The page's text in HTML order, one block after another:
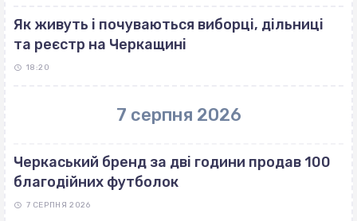
Як живуть і почуваються виборці, дільниці
та реєстр на Черкащині
18:20
7 серпня 2026
Черкаський бренд за дві години продав 100
благодійних футболок
7 СЕРПНЯ 2026